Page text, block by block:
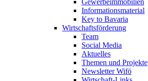
Gewerbeimmobilien
Informationsmaterial
Key to Bavaria
Wirtschaftsförderung
Team
Social Media
Aktuelles
Themen und Projekte
Newsletter Wifö